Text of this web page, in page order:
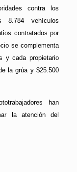
contra los
vehículos
contratados por
se complementa
y cada propietario
la grúa y $25.500
han
la atención del